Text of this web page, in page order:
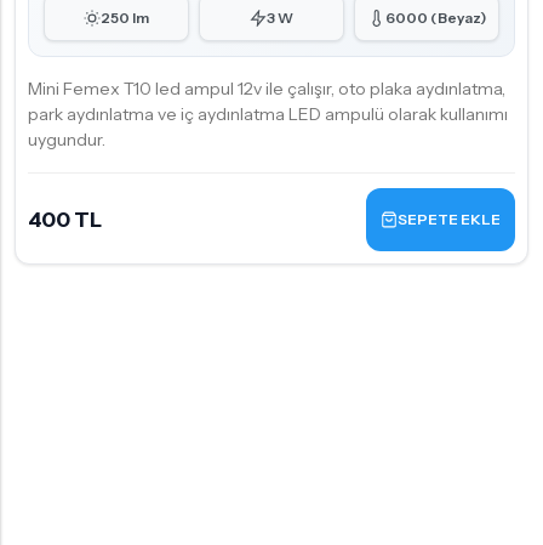
250 lm 3 W 6000 (Beyaz)
Mini Femex T10 led ampul 12v ile çalışır, oto plaka aydınlatma,
park aydınlatma ve iç aydınlatma LED ampulü olarak kullanımı
uygundur.
400 TL SEPETE EKLE